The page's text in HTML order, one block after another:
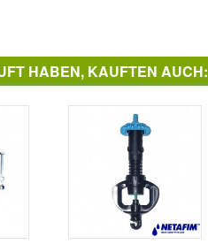
HABEN, KAUFTEN AUCH: